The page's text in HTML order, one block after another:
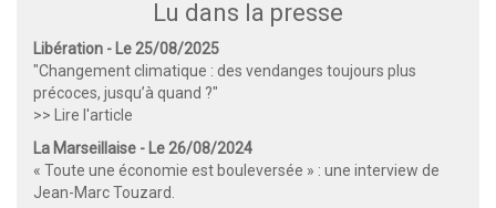
Lu dans la presse
Libération - Le 25/08/2025
"Changement climatique : des vendanges toujours plus
précoces, jusqu’à quand ?"
>> Lire l'article
La Marseillaise - Le 26/08/2024
« Toute une économie est bouleversée » : une interview de
Jean-Marc Touzard.